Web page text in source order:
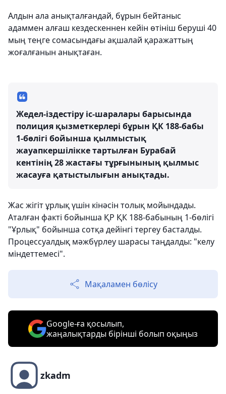
Алдын ала анықталғандай, бұрын бейтаныс
адаммен алғаш кездескеннен кейін өтініш беруші 40
мың теңге сомасындағы ақшалай қаражаттың
жоғалғанын анықтаған.
Жедел-іздестіру іс-шаралары барысында
полиция қызметкерлері бұрын ҚК 188-бабы
1-бөлігі бойынша қылмыстық
жауапкершілікке тартылған Бурабай
кентінің 28 жастағы тұрғынының қылмыс
жасауға қатыстылығын анықтады.
Жас жігіт ұрлық үшін кінәсін толық мойындады.
Аталған факті бойынша ҚР ҚК 188-бабының 1-бөлігі
"Ұрлық" бойынша сотқа дейінгі тергеу басталды.
Процессуалдық мәжбүрлеу шарасы таңдалды: "келу
міндеттемесі".
Мақаламен бөлісу
Google-ға қосылып,
жаңалықтарды бірінші болып оқыңыз
zkadm